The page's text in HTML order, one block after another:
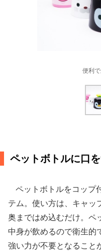
便利
ペットボトルに口
ペットボトルをコップ
テム。使い方は、キャッ
奥まではめ込むだけ。ペ
中身が飲めるので衛生的
強い力が不要となること